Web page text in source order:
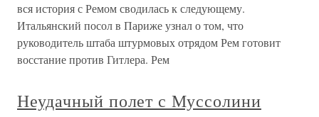
вся история с Ремом сводилась к следующему.
Итальянский посол в Париже узнал о том, что
руководитель штаба штурмовых отрядом Рем готовит
восстание против Гитлера. Рем
Неудачный полет с Муссолини